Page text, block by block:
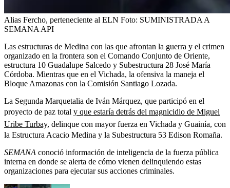
Alias Fercho, perteneciente al ELN Foto: SUMINISTRADA A
SEMANA API
Las estructuras de Medina con las que afrontan la guerra y el crimen
organizado en la frontera son el Comando Conjunto de Oriente,
estructura 10 Guadalupe Salcedo y Subestructura 28 José María
Córdoba. Mientras que en el Vichada, la ofensiva la maneja el
Bloque Amazonas con la Comisión Santiago Lozada.
La Segunda Marquetalia de Iván Márquez, que participó en el
proyecto de paz total y que estaría detrás del magnicidio de Miguel
Uribe Turbay, delinque con mayor fuerza en Vichada y Guainía, con
la Estructura Acacio Medina y la Subestructura 53 Edison Romaña.
SEMANA conoció información de inteligencia de la fuerza pública
interna en donde se alerta de cómo vienen delinquiendo estas
organizaciones para ejecutar sus acciones criminales.